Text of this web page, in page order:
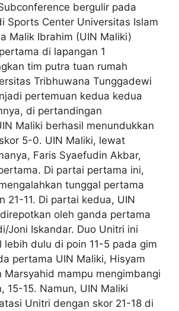
bergulir pada
Sports Center Universitas Islam
Malik Ibrahim (UIN Maliki)
di lapangan 1
tim putra tuan rumah
Tribhuwana Tunggadewi
pertemuan kedua kedua
di pertandingan
Maliki berhasil menundukkan
5-0. UIN Maliki, lewat
Faris Syaefudin Akbar,
Di partai pertama ini,
tunggal pertama
21-11. Di partai kedua, UIN
oleh ganda pertama
Joni Iskandar. Duo Unitri ini
lebih dulu di poin 11-5 pada gim
pertama UIN Maliki, Hisyam
Marsyahid mampu mengimbangi
15-15. Namun, UIN Maliki
Unitri dengan skor 21-18 di